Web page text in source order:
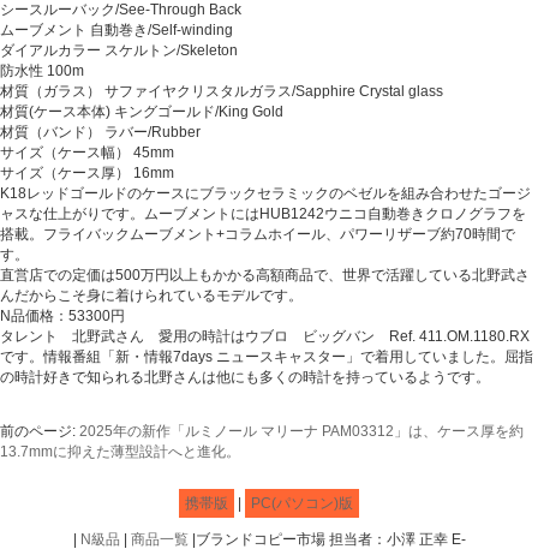
シースルーバック/See-Through Back
ムーブメント 自動巻き/Self-winding
ダイアルカラー スケルトン/Skeleton
防水性 100m
材質（ガラス） サファイヤクリスタルガラス/Sapphire Crystal glass
材質(ケース本体) キングゴールド/King Gold
材質（バンド） ラバー/Rubber
サイズ（ケース幅） 45mm
サイズ（ケース厚） 16mm
K18レッドゴールドのケースにブラックセラミックのベゼルを組み合わせたゴージ
ャスな仕上がりです。ムーブメントにはHUB1242ウニコ自動巻きクロノグラフを
搭載。フライバックムーブメント+コラムホイール、パワーリザーブ約70時間で
す。
直営店での定価は500万円以上もかかる高額商品で、世界で活躍している北野武さ
んだからこそ身に着けられているモデルです。
N品価格：53300円
タレント 北野武さん 愛用の時計はウブロ ビッグバン Ref. 411.OM.1180.RX
です。情報番組「新・情報7days ニュースキャスター」で着用していました。屈指
の時計好きで知られる北野さんは他にも多くの時計を持っているようです。
前のページ: 2025年の新作「ルミノール マリーナ PAM03312」は、ケース厚を約
13.7mmに抑えた薄型設計へと進化。
携帯版 PC(パソコン)版
N級品 商品一覧|ブランドコピー市場 担当者：小澤 正幸 E-